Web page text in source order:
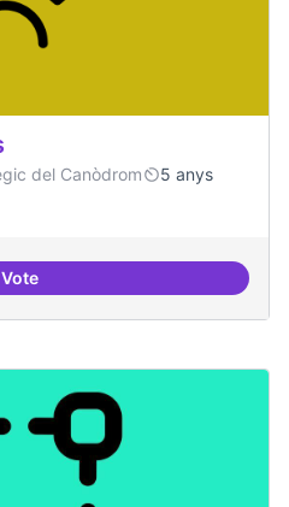
del Canòdrom
5 anys
VoteUn espai d'utopies